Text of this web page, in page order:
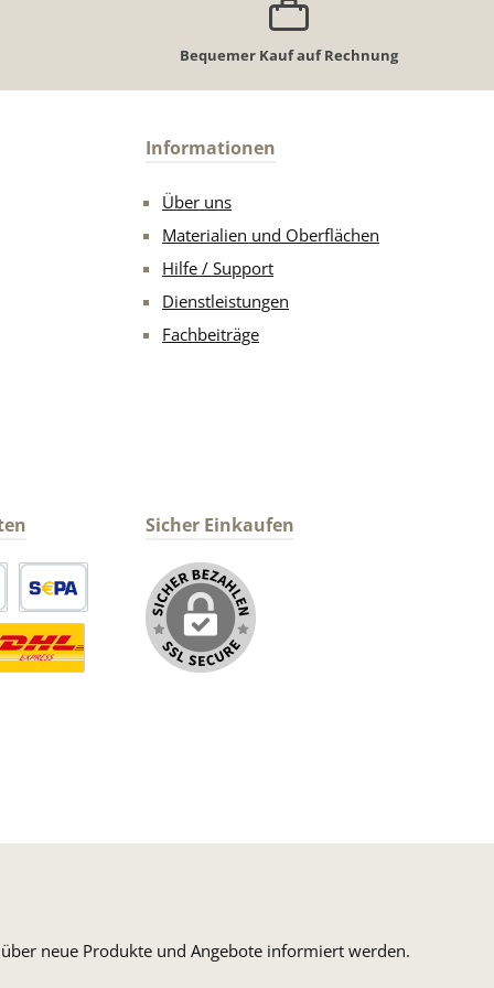
Bequemer Kauf auf Rechnung
Informationen
Über uns
Materialien und Oberflächen
Hilfe / Support
Dienstleistungen
Fachbeiträge
SEPA Lastschrift
Sicher Einkaufen
neue Produkte und Angebote informiert werden.